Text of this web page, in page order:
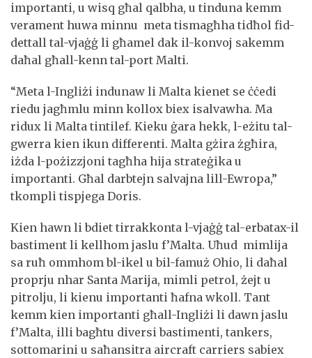
importanti, u wisq għal qalbha, u tinduna kemm
verament huwa minnu meta tismagħha tidħol fid-
dettall tal-vjaġġ li għamel dak il-konvoj sakemm
daħal għall-kenn tal-port Malti.
“Meta l-Ingliżi indunaw li Malta kienet se ċċedi
riedu jagħmlu minn kollox biex isalvawha. Ma
ridux li Malta tintilef. Kieku ġara hekk, l-eżitu tal-
gwerra kien ikun differenti. Malta gżira żgħira,
iżda l-pożizzjoni tagħha hija strateġika u
importanti. Għal darbtejn salvajna lill-Ewropa,”
tkompli tispjega Doris.
Kien hawn li bdiet tirrakkonta l-vjaġġ tal-erbatax-il
bastiment li kellhom jaslu f’Malta. Uħud mimlija
sa ruħ ommhom bl-ikel u bil-famuż Ohio, li daħal
proprju nhar Santa Marija, mimli petrol, żejt u
pitrolju, li kienu importanti ħafna wkoll. Tant
kemm kien importanti għall-Ingliżi li dawn jaslu
f’Malta, illi bagħtu diversi bastimenti, tankers,
sottomarini u saħansitra aircraft carriers sabiex